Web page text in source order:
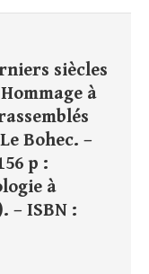
siècles
à
Bohec. –
p :
à
– ISBN :